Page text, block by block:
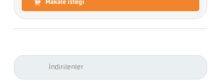
Makale isteği
İndirilenler